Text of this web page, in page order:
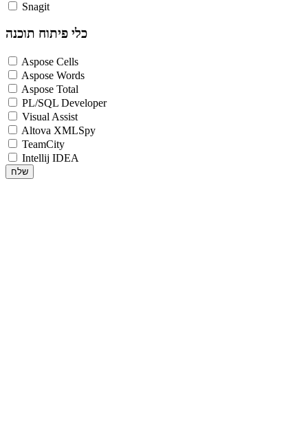
Snagit
כלי פיתוח תוכנה
Aspose Cells
Aspose Words
Aspose Total
PL/SQL Developer
Visual Assist
Altova XMLSpy
TeamCity
Intellij IDEA